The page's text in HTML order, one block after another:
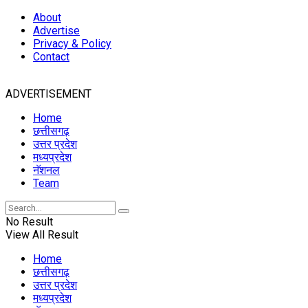
About
Advertise
Privacy & Policy
Contact
ADVERTISEMENT
Home
छत्तीसगढ़
उत्तर प्रदेश
मध्यप्रदेश
नॅशनल
Team
No Result
View All Result
Home
छत्तीसगढ़
उत्तर प्रदेश
मध्यप्रदेश